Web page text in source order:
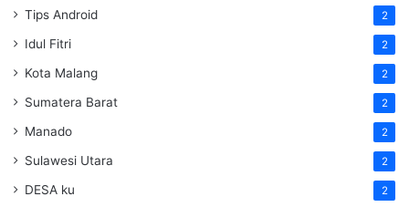
Tips Android 2
Idul Fitri 2
Kota Malang 2
Sumatera Barat 2
Manado 2
Sulawesi Utara 2
DESA ku 2